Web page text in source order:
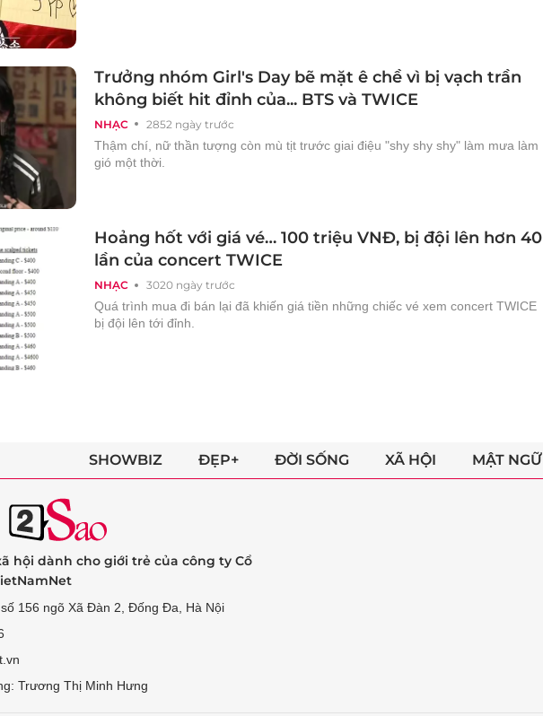
NHẠC 2852 ngày trước
Trưởng nhóm Girl's Day bẽ mặt ê chề vì bị vạch trần
không biết hit đỉnh của... BTS và TWICE
Thậm chí, nữ thần tượng còn mù tịt trước giai điệu "shy shy shy" làm mưa làm
gió một thời.
NHẠC 3020 ngày trước
Hoảng hốt với giá vé… 100 triệu VNĐ, bị đội lên hơn 40
lần của concert TWICE
Quá trình mua đi bán lại đã khiến giá tiền những chiếc vé xem concert TWICE
bị đội lên tới đỉnh.
SHOWBIZ ĐẸP+ ĐỜI SỐNG XÃ HỘI MẬT NGỮ
hội dành cho giới trẻ của công ty Cổ
156 ngõ Xã Đàn 2, Đống Đa, Hà Nội
Trương Thị Minh Hưng